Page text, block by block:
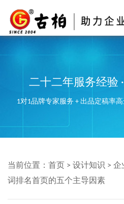
二十二年服务经验
1对1品牌专家服务 + 出品定稿率
当前位置： 首页 > 设计知识 > 企
词排名首页的五个主导因素